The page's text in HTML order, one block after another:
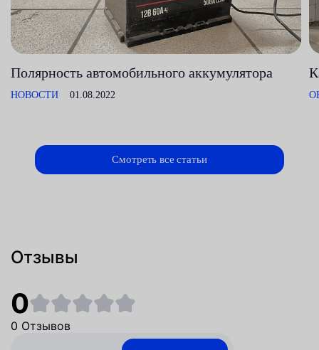
Полярность автомобильного аккумулятора
НОВОСТИ 01.08.2022
Смотреть все статьи
Отзывы
0
0 Отзывов